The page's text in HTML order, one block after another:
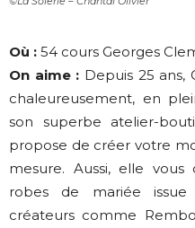
Où : 54 cours Georges
On aime : Depuis 25 ans,
chaleureusement, en
son superbe atelier-
propose de créer votre
mesure. Aussi, elle
robes de mariée
créateurs comme